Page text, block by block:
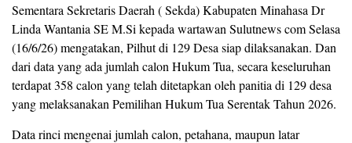
Sementara Sekretaris Daerah ( Sekda) Kabupaten Minahasa Dr
Linda Wantania SE M.Si kepada wartawan Sulutnews com Selasa
(16/6/26) mengatakan, Pilhut di 129 Desa siap dilaksanakan. Dan
dari data yang ada jumlah calon Hukum Tua, secara keseluruhan
terdapat 358 calon yang telah ditetapkan oleh panitia di 129 desa
yang melaksanakan Pemilihan Hukum Tua Serentak Tahun 2026.
Data rinci mengenai jumlah calon, petahana, maupun latar